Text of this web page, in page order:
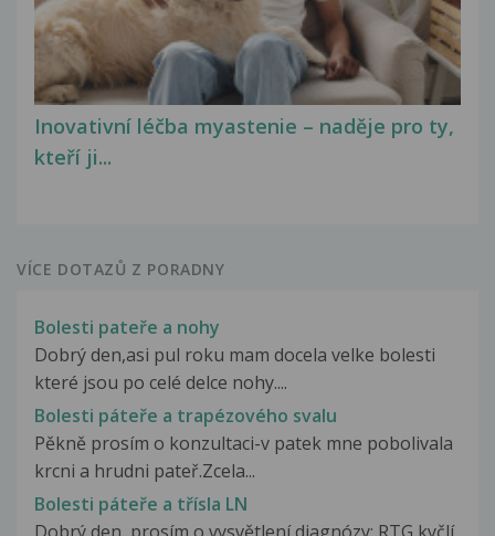
Inovativní léčba myastenie – naděje pro ty,
kteří ji...
VÍCE DOTAZŮ Z PORADNY
Bolesti pateře a nohy
Dobrý den,asi pul roku mam docela velke bolesti
které jsou po celé delce nohy....
Bolesti páteře a trapézového svalu
Pěkně prosím o konzultaci-v patek mne pobolivala
krcni a hrudni pateř.Zcela...
Bolesti páteře a třísla LN